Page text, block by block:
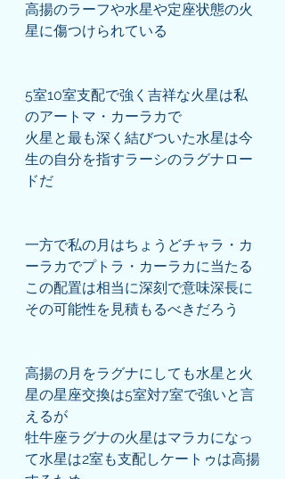
高揚のラーフや水星や定座状態の火
星に傷つけられている
5室10室支配で強く吉祥な火星は私
のアートマ・カーラカで
火星と最も深く結びついた水星は今
生の自分を指すラーシのラグナロー
ドだ
一方で私の月はちょうどチャラ・カ
ーラカでプトラ・カーラカに当たる
この配置は相当に深刻で意味深長に
その可能性を見積もるべきだろう
高揚の月をラグナにしても水星と火
星の星座交換は5室対7室で強いと言
えるが
牡牛座ラグナの火星はマラカになっ
て水星は2室も支配しケートゥは高揚